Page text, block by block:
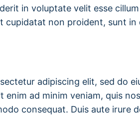
in voluptate velit esse
cupidatat non proident, sunt
adipiscing elit, sed do
enim ad minim veniam, quis
consequat. Duis aute irure